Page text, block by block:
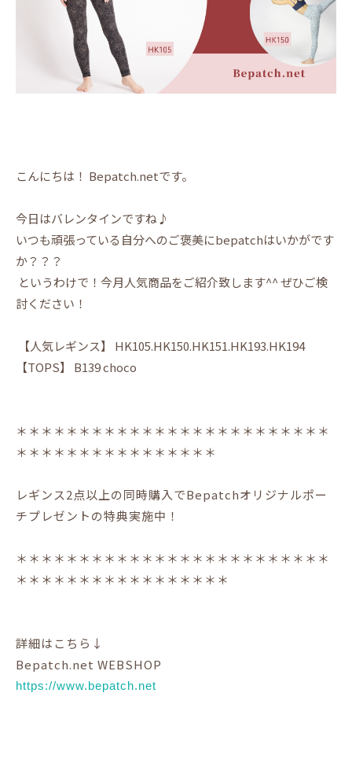
こんにちは！ Bepatch.netです。
今日はバレンタインですね♪
いつも頑張っている自分へのご褒美にbepatchはいかがです
か？？？
というわけで！今月人気商品をご紹介致します^^ ぜひご検
討ください！
【人気レギンス】 HK105.HK150.HK151.HK193.HK194
【TOPS】 B139 choco
＊＊＊＊＊＊＊＊＊＊＊＊＊＊＊＊＊＊＊＊＊＊＊＊＊
＊＊＊＊＊＊＊＊＊＊＊＊＊＊＊＊
レギンス2点以上の同時購入でBepatchオリジナルポー
チプレゼントの特典実施中！
＊＊＊＊＊＊＊＊＊＊＊＊＊＊＊＊＊＊＊＊＊＊＊＊＊
＊＊＊＊＊＊＊＊＊＊＊＊＊＊＊＊＊
詳細はこちら↓
Bepatch.net WEBSHOP
https://www.bepatch.net